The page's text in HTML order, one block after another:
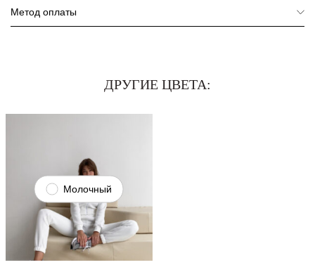
Метод оплаты
ДРУГИЕ ЦВЕТА:
Молочный